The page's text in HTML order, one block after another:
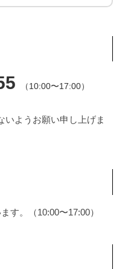
（10:00〜17:00）
ようお願い申し上げま
す。（10:00〜17:00）